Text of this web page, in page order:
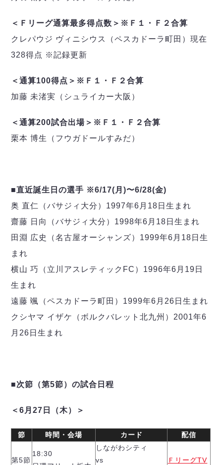
＜Ｆリーグ通算最多得点数＞※Ｆ１・Ｆ２合算
クレパウジ ヴィニシウス（ペスカドーラ町田）現在
328得点 ※記録更新
＜通算100得点＞※Ｆ１・Ｆ２合算
加藤 未渚実（シュライカー大阪）
＜通算200試合出場＞※Ｆ１・Ｆ２合算
栗本 博生（フウガドールすみだ）
■直近誕生日の選手 ※6/17(月)〜6/28(金)
奥 直仁（バサジィ大分）1997年6月18日生まれ
齋藤 日向（バサジィ大分）1998年6月18日生まれ
田淵 広史（名古屋オーシャンズ）1999年6月18日生
まれ
横山 巧（立川アスレティックFC）1996年6月19日
生まれ
遠藤 颯（ペスカドーラ町田）1999年6月26日生まれ
クシヤマ イザケ（ボルクバレット北九州）2001年6
月26日生まれ
■次節（第5節）の試合日程
＜6月27日（木）＞
節 時間・会場 カード 配信
第5節
18:30
しながわシティ
vs
ＦリーグTV